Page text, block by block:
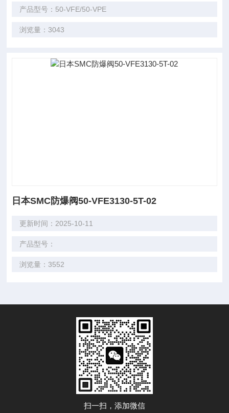
产品型号：50-VFE/50-VPE
浏览量：3043
日本SMC防爆阀50-VFE3130-5T-02
更新时间：2025-10-11
产品型号：
浏览量：3552
扫一扫，添加微信